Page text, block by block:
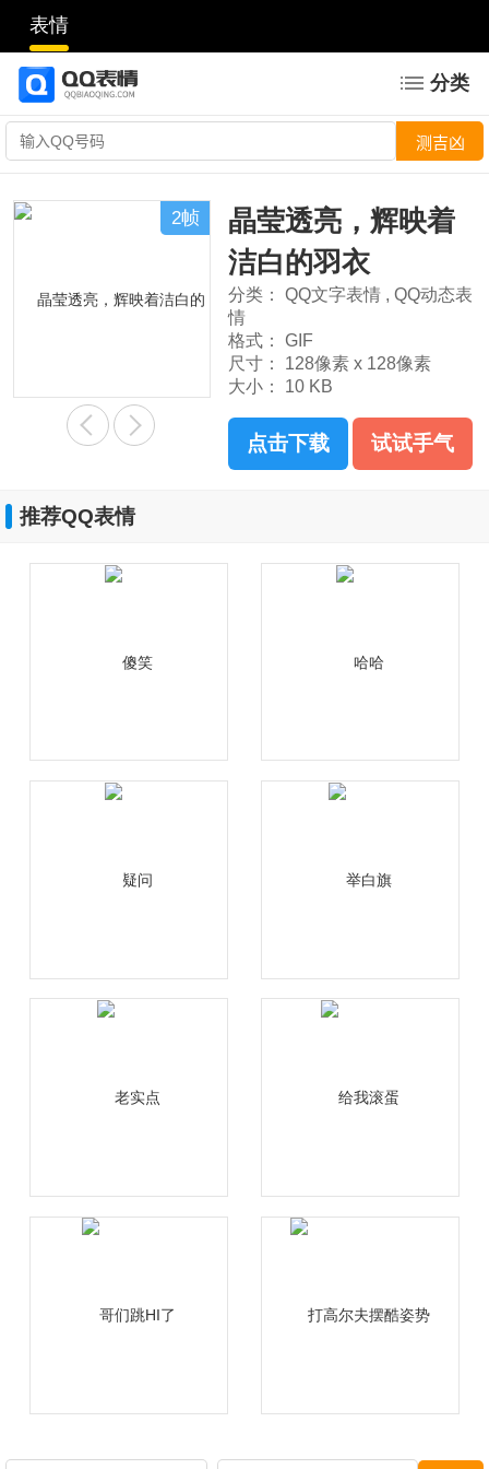
表情
分类
2帧
晶莹透亮，辉映着
洁白的羽衣
分类： QQ文字表情 , QQ动态表
情
格式：
GIF
尺寸：
128像素 x 128像素
大小：
10 KB
点击下载 试试手气
推荐QQ表情